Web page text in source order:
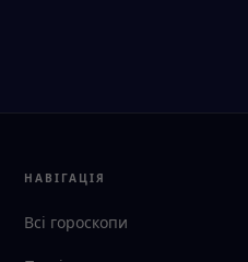
НАВІГАЦІЯ
Всі гороскопи